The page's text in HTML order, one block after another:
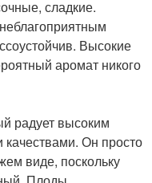
сладкие.
Высокие
аромат никого
радует высоким
Он просто
виде, поскольку